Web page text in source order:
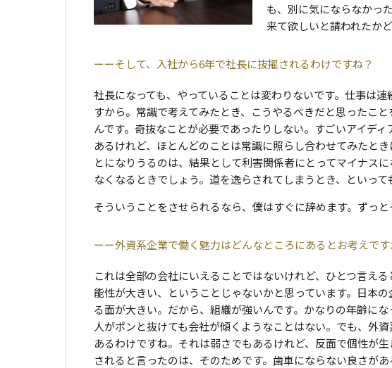
も、別に気にならなかっ
来て欲しいと請われたか
そして、入社から6年で社長に抜擢されるわけですね？
社長になっても、やっていることは変わりないです。仕事は
すから。常識で考えてみたとき、こうやるべきだと思ったこ
んです。奇抜なことが必要であったりしない。すごいアイデ
あるけれど、ほとんどのことは常識に照らし合わせてみたと
とになりうるのは、結果として利害関係者にとってマイナス
なくなるときでしょう。道を逸らされてしまうとき、といって
そういうことをさせられるなら、僕はすぐに辞めます。ずっと
外資系企業で働く魅力はどんなところにあるとお考えです
これは全部の会社にいえることではないけれど、ひとつ言え
能性が大きい、ということじゃないかと思っています。日本
る面が大きい。だから、組織が強いんです。かなりの年齢に
人がポンと抜けても会社が傾くようなことはない。でも、外
あるわけですね。それは弱さでもあるけれど、反面で個性が
されると言ったのは、そのためです。歯車にならない良さが